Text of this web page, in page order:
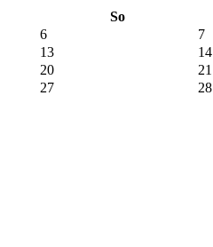
So
6
7
13
14
20
21
27 28